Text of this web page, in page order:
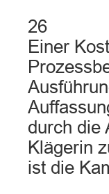
26
Einer
durch die
Klägerin
ist die